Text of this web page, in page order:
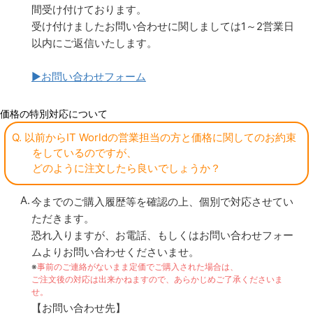
間受け付けております。
受け付けましたお問い合わせに関しましては1～2営業日
以内にご返信いたします。
▶お問い合わせフォーム
価格の特別対応について
Q. 以前からIT Worldの営業担当の方と価格に関してのお約束
をしているのですが、
どのように注文したら良いでしょうか？
今までのご購入履歴等を確認の上、個別で対応させてい
ただきます。
恐れ入りますが、お電話、もしくはお問い合わせフォー
ムよりお問い合わせくださいませ。
※事前のご連絡がないまま定価でご購入された場合は、
ご注文後の対応は出来かねますので、あらかじめご了承くださいま
せ。
【お問い合わせ先】